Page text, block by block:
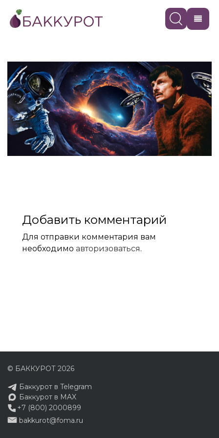
Добавить комментарий
Для отправки комментария вам
необходимо авторизоваться.
© БАККУРОТ 2026
Баккурот в Telegram
Баккурот в MAX
+7 (800) 2000899
bakkurot@foma.ru